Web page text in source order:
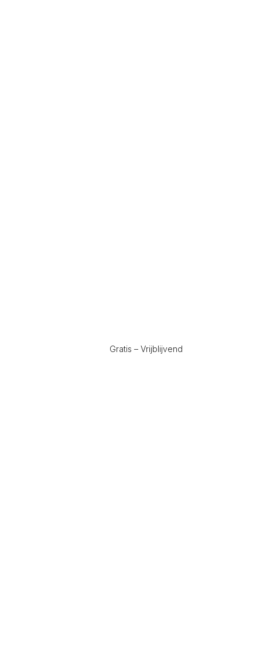
Gratis – Vrijblijvend